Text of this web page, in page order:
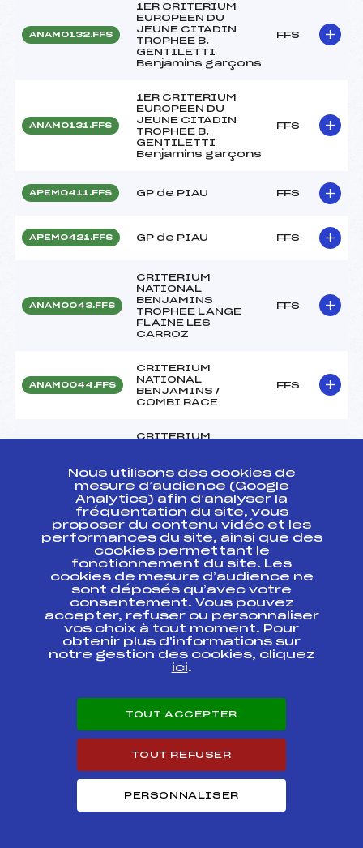
ANAM0132.FFS
1ER CRITERIUM
EUROPEEN DU
JEUNE CITADIN
TROPHEE B.
GENTILETTI
Benjamins garçons
FFS
ANAM0131.FFS
1ER CRITERIUM
EUROPEEN DU
JEUNE CITADIN
TROPHEE B.
GENTILETTI
Benjamins garçons
FFS
APEM0411.FFS GP de PIAU FFS
APEM0421.FFS GP de PIAU FFS
ANAM0043.FFS
CRITERIUM
NATIONAL
BENJAMINS
TROPHEE LANGE
FLAINE LES
CARROZ
FFS
ANAM0044.FFS
CRITERIUM
NATIONAL
BENJAMINS /
COMBI RACE
FFS
CRITERIUM
TROPHEE LANGE
ANAM0041.FFS
CRITERIUM
NATIONAL
BENJAMINS /
SUPER GEANT
FFS
APEM0631.FFS
GRAND PRIX DU
COMITE REGIONAL
DE SKI DES
PYRENEES-EST
FFS
APEM0621.FFS
GRAND PRIX DU
COMITE REGIONAL
DE SKI DES
PYRENEES-EST
FFS
COMITE REGIONAL
DE SKI DES
Coupe de France
Jeunes Citadins –
Nous utilisons des cookies de
mesure d’audience (Google
Analytics) afin d’analyser la
fréquentation du site, vous
proposer du contenu vidéo et les
performances du site, ainsi que des
cookies permettant le
fonctionnement du site. Les
cookies de mesure d’audience ne
sont déposés qu’avec votre
consentement. Vous pouvez
accepter, refuser ou personnaliser
vos choix à tout moment. Pour
obtenir plus d'informations sur
notre gestion des cookies, cliquez
ici.
TOUT ACCEPTER
TOUT REFUSER
PERSONNALISER